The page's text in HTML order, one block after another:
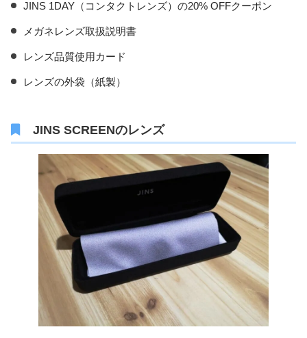
JINS 1DAY（コンタクトレンズ）の20% OFFクーポン
メガネレンズ取扱説明書
レンズ品質使用カード
レンズの外袋（紙製）
JINS SCREENのレンズ